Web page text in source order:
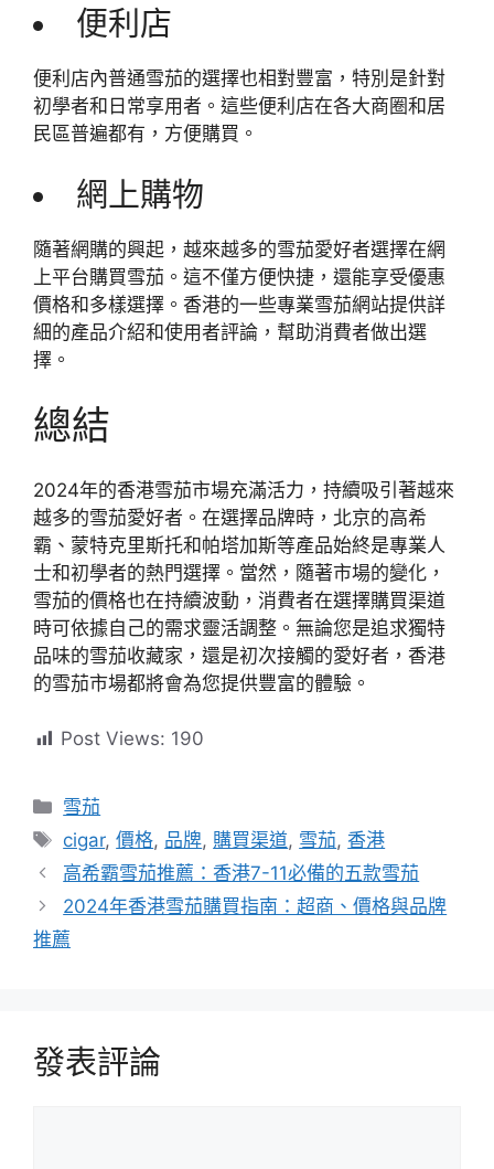
便利店
便利店內普通雪茄的選擇也相對豐富，特別是針對
初學者和日常享用者。這些便利店在各大商圈和居
民區普遍都有，方便購買。
網上購物
隨著網購的興起，越來越多的雪茄愛好者選擇在網
上平台購買雪茄。這不僅方便快捷，還能享受優惠
價格和多樣選擇。香港的一些專業雪茄網站提供詳
細的產品介紹和使用者評論，幫助消費者做出選
擇。
總結
2024年的香港雪茄市場充滿活力，持續吸引著越來
越多的雪茄愛好者。在選擇品牌時，北京的高希
霸、蒙特克里斯托和帕塔加斯等產品始終是專業人
士和初學者的熱門選擇。當然，隨著市場的變化，
雪茄的價格也在持續波動，消費者在選擇購買渠道
時可依據自己的需求靈活調整。無論您是追求獨特
品味的雪茄收藏家，還是初次接觸的愛好者，香港
的雪茄市場都將會為您提供豐富的體驗。
Post Views: 190
分
類
雪茄
標
籤
cigar,價格, 品牌, 購買渠道, 雪茄, 香港
高希霸雪茄推薦：香港7-11必備的五款雪茄
2024年香港雪茄購買指南：超商、價格與品牌
推薦
發表評論